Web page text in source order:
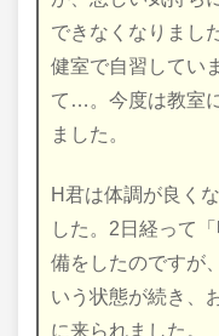
できなくなりまし
健室で自習してい
て…。今度は教室
ました。
H君は体調が良く
した。2日経って
備をしたのですが
いう状態が続き、
に来られました。